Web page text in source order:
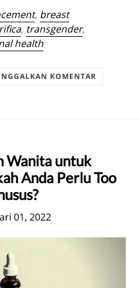
, breast
, transgender,
health
KOMENTAR
Wanita untuk
Anda Perlu Too
01, 2022